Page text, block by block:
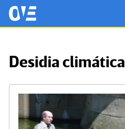
Saltar al contenido principal
OtrasVocesenEducacion.org
Desidia climática